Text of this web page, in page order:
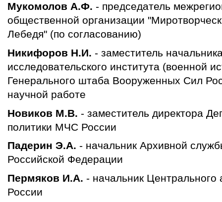
Мукомолов А.Ф. - председатель
общественной организации
Лебедя" (по согласованию)
Никифоров Н.И. - заместитель
исследовательского института (военной
Генерального штаба Вооруженных Сил
научной работе
Новиков М.В. - заместитель директора
политики МЧС России
Падерин Э.А. - начальник Архивной
Российской Федерации
Пермяков И.А. - начальник
России